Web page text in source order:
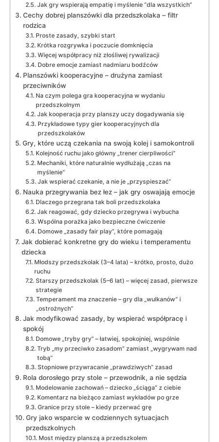
Jak gry wspierają empatię i myślenie “dla wszystkich”
Cechy dobrej planszówki dla przedszkolaka – filtr
rodzica
Proste zasady, szybki start
Krótka rozgrywka i poczucie domknięcia
Więcej współpracy niż złośliwej rywalizacji
Dobre emocje zamiast nadmiaru bodźców
Planszówki kooperacyjne – drużyna zamiast
przeciwników
Na czym polega gra kooperacyjna w wydaniu
przedszkolnym
Jak kooperacja przy planszy uczy dogadywania się
Przykładowe typy gier kooperacyjnych dla
przedszkolaków
Gry, które uczą czekania na swoją kolej i samokontroli
Kolejność ruchu jako główny „trener cierpliwości”
Mechaniki, które naturalnie wydłużają „czas na
myślenie”
Jak wspierać czekanie, a nie je „przyspieszać”
Nauka przegrywania bez łez – jak gry oswajają emocje
Dlaczego przegrana tak boli przedszkolaka
Jak reagować, gdy dziecko przegrywa i wybucha
Wspólna porażka jako bezpieczne ćwiczenie
Domowe „zasady fair play”, które pomagają
Jak dobierać konkretne gry do wieku i temperamentu
dziecka
Młodszy przedszkolak (3–4 lata) – krótko, prosto, dużo
ruchu
Starszy przedszkolak (5–6 lat) – więcej zasad, pierwsze
strategie
Temperament ma znaczenie – gry dla „wulkanów” i
„ostrożnych”
Jak modyfikować zasady, by wspierać współpracę i
spokój
Domowe „tryby gry” – łatwiej, spokojniej, wspólnie
Tryb „my przeciwko zasadom” zamiast „wygrywam nad
tobą”
Stopniowe przywracanie „prawdziwych” zasad
Rola dorosłego przy stole – przewodnik, a nie sędzia
Modelowanie zachowań – dziecko „ściąga” z ciebie
Komentarz na bieżąco zamiast wykładów po grze
Granice przy stole – kiedy przerwać grę
Gry jako wsparcie w codziennych sytuacjach
przedszkolnych
Most między planszą a przedszkolem